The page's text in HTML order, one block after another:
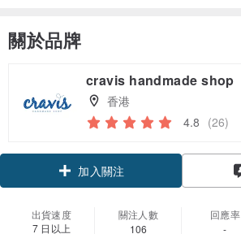
關於品牌
cravis handmade shop
香港
4.8 (26)
加入關注
出貨速度
7 日以上
關注人數
106
回應率
-